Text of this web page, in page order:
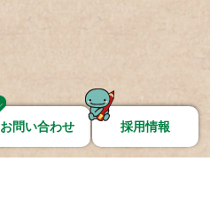
お問い合わせ 採用情報